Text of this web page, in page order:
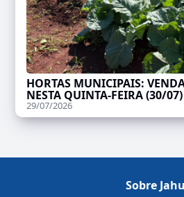
HORTAS MUNICIPAIS:
NESTA QUINTA-FEIRA (30/07)
29/07/2026
Sobre Jahu